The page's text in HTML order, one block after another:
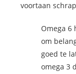
voortaan
Omega 6
om
goed te
omega 3